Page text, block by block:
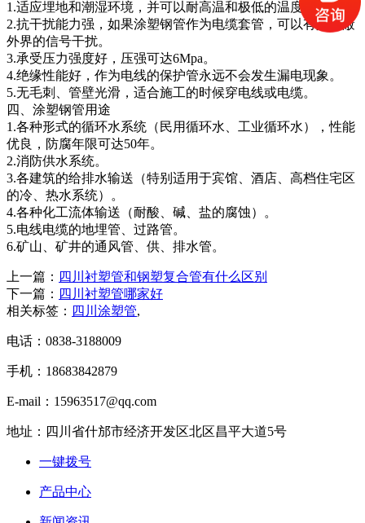
1.适应埋地和潮湿环境，并可以耐高温和极低的温度。
2.抗干扰能力强，如果涂塑钢管作为电缆套管，可以有效屏蔽
外界的信号干扰。
3.承受压力强度好，压强可达6Mpa。
4.绝缘性能好，作为电线的保护管永远不会发生漏电现象。
5.无毛刺、管壁光滑，适合施工的时候穿电线或电缆。
四、涂塑钢管用途
1.各种形式的循环水系统（民用循环水、工业循环水），性能
优良，防腐年限可达50年。
2.消防供水系统。
3.各建筑的给排水输送（特别适用于宾馆、酒店、高档住宅区
的冷、热水系统）。
4.各种化工流体输送（耐酸、碱、盐的腐蚀）。
5.电线电缆的地埋管、过路管。
6.矿山、矿井的通风管、供、排水管。
上一篇： 四川衬塑管和钢塑复合管有什么区别
下一篇： 四川衬塑管哪家好
相关标签： 四川涂塑管,
电话：0838-3188009
手机：18683842879
E-mail：15963517@qq.com
地址：四川省什邡市经济开发区北区昌平大道5号
一键拨号
产品中心